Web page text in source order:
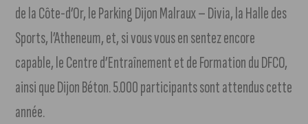
de la Côte-d’Or, le Parking Dijon Malraux – Divia, la Halle des
Sports, l’Atheneum, et, si vous vous en sentez encore
capable, le Centre d’Entraînement et de Formation du DFCO,
ainsi que Dijon Béton. 5.000 participants sont attendus cette
année.